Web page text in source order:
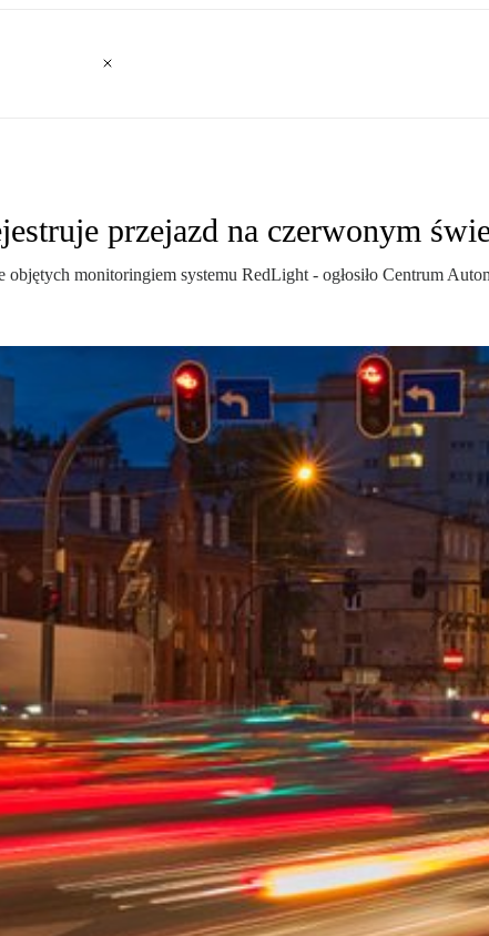
przejazd na czerwonym
monitoringiem systemu RedLight - ogłosiło Centrum